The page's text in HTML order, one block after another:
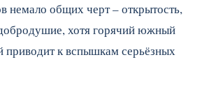
немало общих черт – открытость,
хотя горячий южный
приводит к вспышкам серьёзных